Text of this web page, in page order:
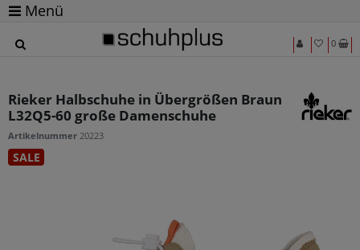
Menü
0
Rieker Halbschuhe in Übergrößen Braun
L32Q5-60 große Damenschuhe
Artikelnummer 20223
SALE